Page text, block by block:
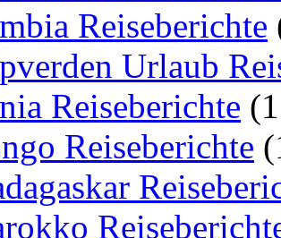
Reiseberichte
Urlaub
Reiseberichte
Reiseberichte